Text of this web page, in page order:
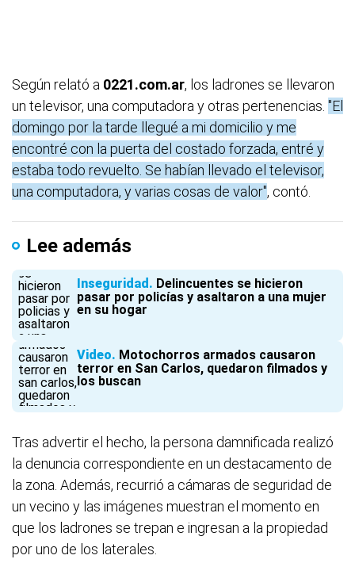
Según relató a 0221.com.ar, los ladrones se llevaron
un televisor, una computadora y otras pertenencias. "El
domingo por la tarde llegué a mi domicilio y me
encontré con la puerta del costado forzada, entré y
estaba todo revuelto. Se habían llevado el televisor,
una computadora, y varias cosas de valor", contó.
Lee además
Inseguridad
Delincuentes se hicieron
pasar por policías y asaltaron a una mujer
en su hogar
Video Motochorros armados causaron
terror en San Carlos, quedaron filmados y
los buscan
Tras advertir el hecho, la persona damnificada realizó
la denuncia correspondiente en un destacamento de
la zona. Además, recurrió a cámaras de seguridad de
un vecino y las imágenes muestran el momento en
que los ladrones se trepan e ingresan a la propiedad
por uno de los laterales.